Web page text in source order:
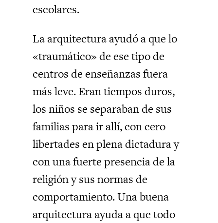
escolares.
La arquitectura ayudó a que lo
«traumático» de ese tipo de
centros de enseñanzas fuera
más leve. Eran tiempos duros,
los niños se separaban de sus
familias para ir allí, con cero
libertades en plena dictadura y
con una fuerte presencia de la
religión y sus normas de
comportamiento. Una buena
arquitectura ayuda a que todo